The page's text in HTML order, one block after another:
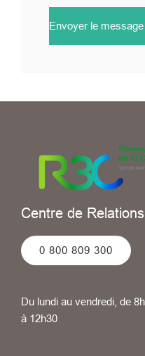
Envoyer le message
Centre de
0 800 809 300
Du lundi au vendredi, de
à 12h30